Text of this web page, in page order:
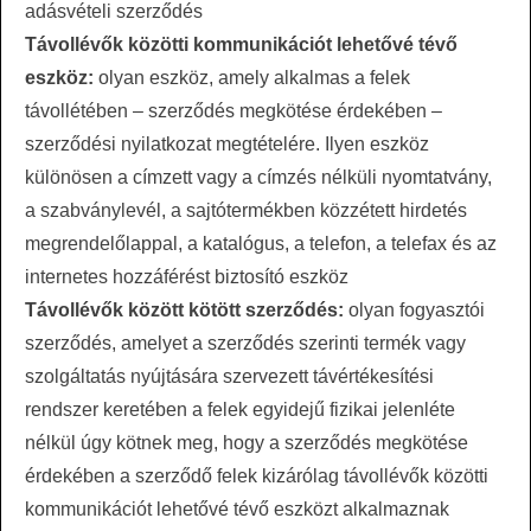
adásvételi szerződés
Távollévők közötti kommunikációt lehetővé tévő
eszköz: olyan eszköz, amely alkalmas a felek
távollétében – szerződés megkötése érdekében –
szerződési nyilatkozat megtételére. Ilyen eszköz
különösen a címzett vagy a címzés nélküli nyomtatvány,
a szabványlevél, a sajtótermékben közzétett hirdetés
megrendelőlappal, a katalógus, a telefon, a telefax és az
internetes hozzáférést biztosító eszköz
Távollévők között kötött szerződés: olyan fogyasztói
szerződés, amelyet a szerződés szerinti termék vagy
szolgáltatás nyújtására szervezett távértékesítési
rendszer keretében a felek egyidejű fizikai jelenléte
nélkül úgy kötnek meg, hogy a szerződés megkötése
érdekében a szerződő felek kizárólag távollévők közötti
kommunikációt lehetővé tévő eszközt alkalmaznak